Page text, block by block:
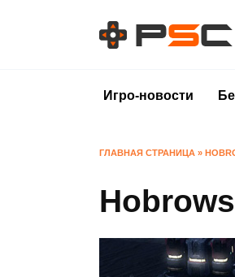
Игро-новости
ГЛАВНАЯ СТРАНИЦА »